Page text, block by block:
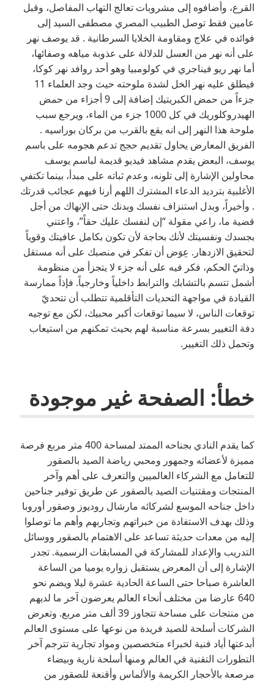
القرع، وأضافوه إلى مشروبات تعالج التهاب المفاصل، وقبل
عامين فقط توصل الطبيب المصري مصطفى السيد إلى
فوائده في علاج ومقاومة الخلايا السرطانية . قد يوصف نهر
على أنه نهر من العسل للدلالة على عذوبة مياهه وصفائها،
أما نهر ريو فيناجري في كولومبيا وهو أحد روافد نهر كوكا،
فيطلق عليه نهر الخل لشدة ملوحته حيث وجد العلماء 11
جزءاً من حمض الكبريتيك إضافة إلى 9 أجزاء من حمض
الهيدروكلوريك في كل 1000 جزء من الماء، ويرجع سبب
ملوحة هذا النهر إلى انه يقع بالقرب من بركان بوراسيه .
الفريق المعارض يحاول تقديم حجج تدعم هجومه على باسم
يوسف، البعض يقدم مشاهد فيديو قديمة لباسم يوسف
محاولين الإشارة إلى تلونه، وعدم ثباته على مبدأ، بينما تكتفي
الأغلبية بترديد الدعاء المشترك اللهم أرنا فيهم عجائب قدرتك
. وأخيراً، وبدل استنزاف نفسك وبدنك حتى الإنهاك من أجل
قضية ما، راعي مقولة “إن لنفسك عليك حقاً”، واعتني
بجسدك ونفسيتك لأنك بحاجة لأن تكون بكامل عافيتك وقوياً
لتحقيق الازدهار. عِوَض أن تفكر في منصبك على أنه مستقل
وذاتيّ الحكم، فكر فيه على أنه جزء لا يتجزأ من منظومة
أشمل تتسم بالتشابك والترابط داخلياً وخارجياً. فإذاً ممارسة
القيادة في مواجهة التحديات التأقلمية تتطلب أن تتحديّ
توقعات الناس، لا سيما توقعات أكبر محبيك، لكن مع توجيه
دفة التغيير بسرعة مناسبة لهم بحيث تمكنهم من استيعاب
وتحمل ذلك التغيير.
خطأ: الصفحة غير موجودة
كما يقدم النادي بجناحه الممتد لمساحة 400 متر مربع فرصة
مميزة لأعضائه وجمهور ومحبي رياضة الصيد بالصقور
للتعامل مع الشركاء العالميين والتعرف على أهم وآخر
المنتجات ومقتنيات الصيد بالصقور عن طريق توفير جناحين
داخل جناحه الموسع لشركائه مارشال روديوز وصقور أوروبا
وذلك بهدف الاستفادة من خبراتهم وتجاربهم وأهم ما توصلوا
إليه من معدات حديثة تساعد على الاهتمام بالصقور ووسائل
التدريب والإعداد للمشاركة في المسابقات الرسمية. تجدر
الإشارة إلى أن المعرض يستقبل زواره يوميا من الساعة
العاشرة صباحا حتى الساعة الحادية عشرة ليلا ويضم نحو
640 عارضا من مختلف أنحاء العالم يعرضون آخر ما لديهم
من منتجات على مساحة تتجاوز 39 ألف متر مربع. وتعرض
الشركات أسلحة للصيد فريدة من نوعها على مستوى العالم
أبدعتها أياد فنية لخبراء متخصصين ومواد تجارية تترجم آخر
التطورات التقنية في العالم ومنها أسلحة نارية وبيضاء
مرصعة بالأحجار الكريمة والألماس وأقنعة للصقور من